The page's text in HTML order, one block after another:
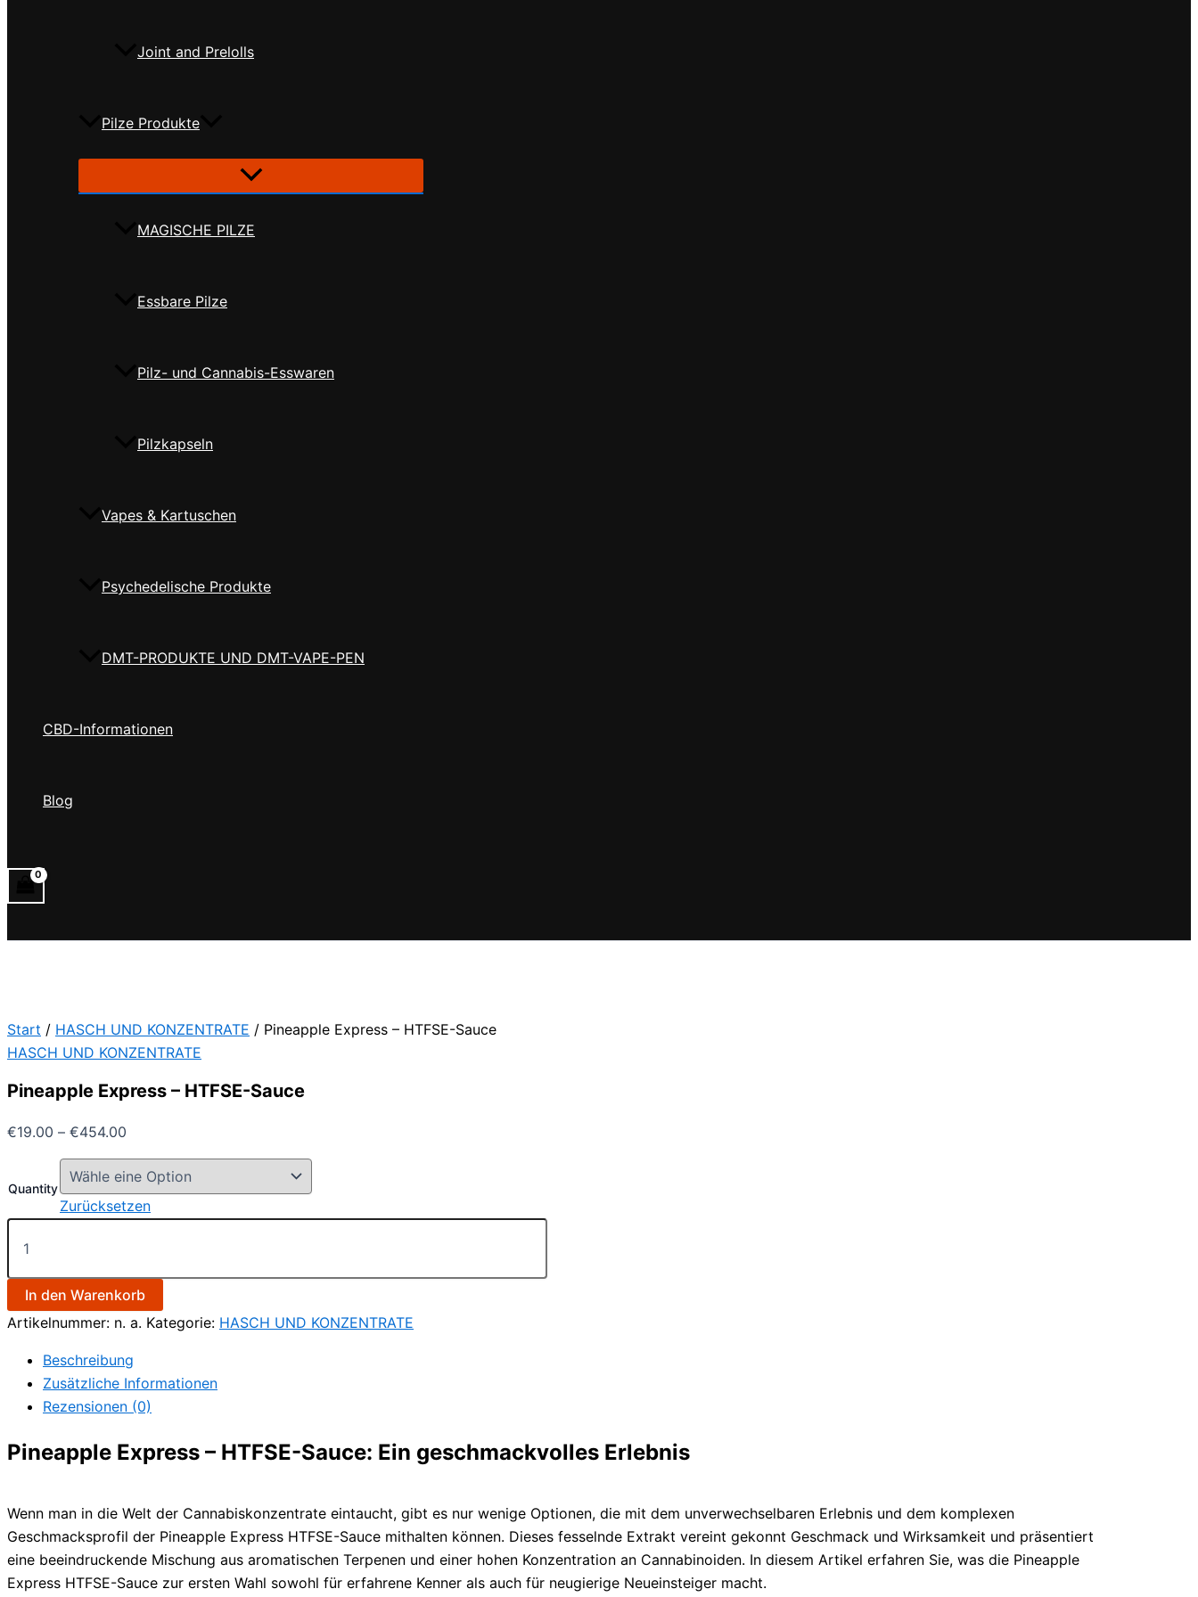
Joint and Prelolls
Pilze Produkte
MAGISCHE PILZE
Essbare Pilze
Pilz- und Cannabis-Esswaren
Pilzkapseln
Vapes & Kartuschen
Psychedelische Produkte
DMT-PRODUKTE UND DMT-VAPE-PEN
CBD-Informationen
Blog
Start / HASCH UND KONZENTRATE / Pineapple Express – HTFSE-Sauce
HASCH UND KONZENTRATE
Pineapple Express – HTFSE-Sauce
€19.00 – €454.00
Quantity
Zurücksetzen
In den Warenkorb
Artikelnummer: n. a. Kategorie: HASCH UND KONZENTRATE
Beschreibung
Zusätzliche Informationen
Rezensionen (0)
Pineapple Express – HTFSE-Sauce: Ein geschmackvolles Erlebnis
Wenn man in die Welt der Cannabiskonzentrate eintaucht, gibt es nur wenige Optionen, die mit dem unverwechselbaren Erlebnis und dem komplexen
Geschmacksprofil der Pineapple Express HTFSE-Sauce mithalten können. Dieses fesselnde Extrakt vereint gekonnt Geschmack und Wirksamkeit und präsentiert
eine beeindruckende Mischung aus aromatischen Terpenen und einer hohen Konzentration an Cannabinoiden. In diesem Artikel erfahren Sie, was die Pineapple
Express HTFSE-Sauce zur ersten Wahl sowohl für erfahrene Kenner als auch für neugierige Neueinsteiger macht.